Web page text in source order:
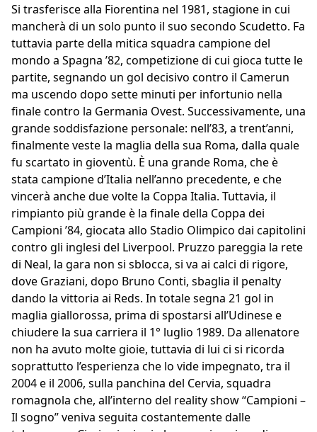
Si trasferisce alla Fiorentina nel 1981, stagione in cui
mancherà di un solo punto il suo secondo Scudetto. Fa
tuttavia parte della mitica squadra campione del
mondo a Spagna ’82, competizione di cui gioca tutte le
partite, segnando un gol decisivo contro il Camerun
ma uscendo dopo sette minuti per infortunio nella
finale contro la Germania Ovest. Successivamente, una
grande soddisfazione personale: nell’83, a trent’anni,
finalmente veste la maglia della sua Roma, dalla quale
fu scartato in gioventù. È una grande Roma, che è
stata campione d’Italia nell’anno precedente, e che
vincerà anche due volte la Coppa Italia. Tuttavia, il
rimpianto più grande è la finale della Coppa dei
Campioni ’84, giocata allo Stadio Olimpico dai capitolini
contro gli inglesi del Liverpool. Pruzzo pareggia la rete
di Neal, la gara non si sblocca, si va ai calci di rigore,
dove Graziani, dopo Bruno Conti, sbaglia il penalty
dando la vittoria ai Reds. In totale segna 21 gol in
maglia giallorossa, prima di spostarsi all’Udinese e
chiudere la sua carriera il 1° luglio 1989. Da allenatore
non ha avuto molte gioie, tuttavia di lui ci si ricorda
soprattutto l’esperienza che lo vide impegnato, tra il
2004 e il 2006, sulla panchina del Cervia, squadra
romagnola che, all’interno del reality show “Campioni –
Il sogno” veniva seguita costantemente dalle